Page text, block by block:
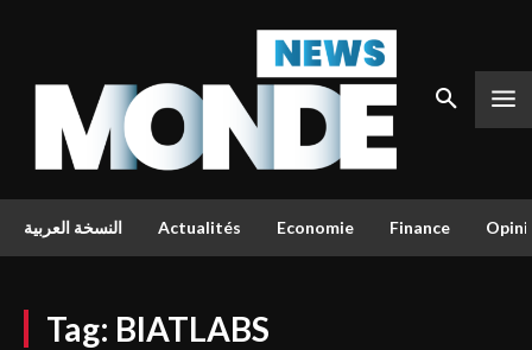
النسخة العربية Actualités Economie Finance
Tag: BIATLABS